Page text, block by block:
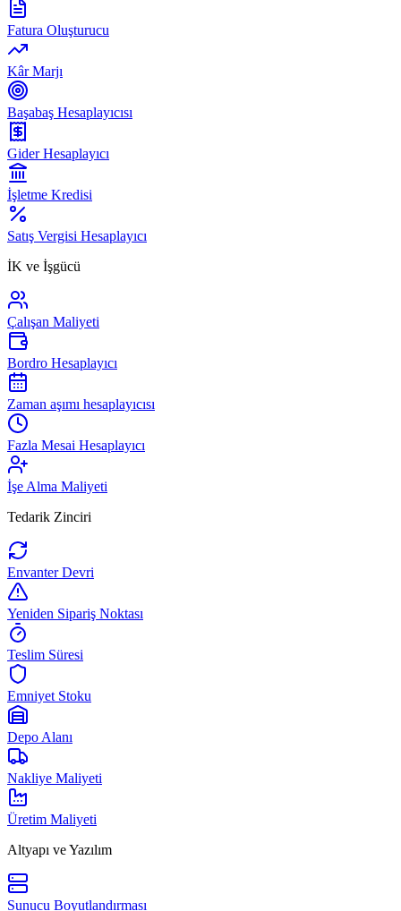
Fatura Oluşturucu
Kâr Marjı
Başabaş Hesaplayıcısı
Gider Hesaplayıcı
İşletme Kredisi
Satış Vergisi Hesaplayıcı
İK ve İşgücü
Çalışan Maliyeti
Bordro Hesaplayıcı
Zaman aşımı hesaplayıcısı
Fazla Mesai Hesaplayıcı
İşe Alma Maliyeti
Tedarik Zinciri
Envanter Devri
Yeniden Sipariş Noktası
Teslim Süresi
Emniyet Stoku
Depo Alanı
Nakliye Maliyeti
Üretim Maliyeti
Altyapı ve Yazılım
Sunucu Boyutlandırması